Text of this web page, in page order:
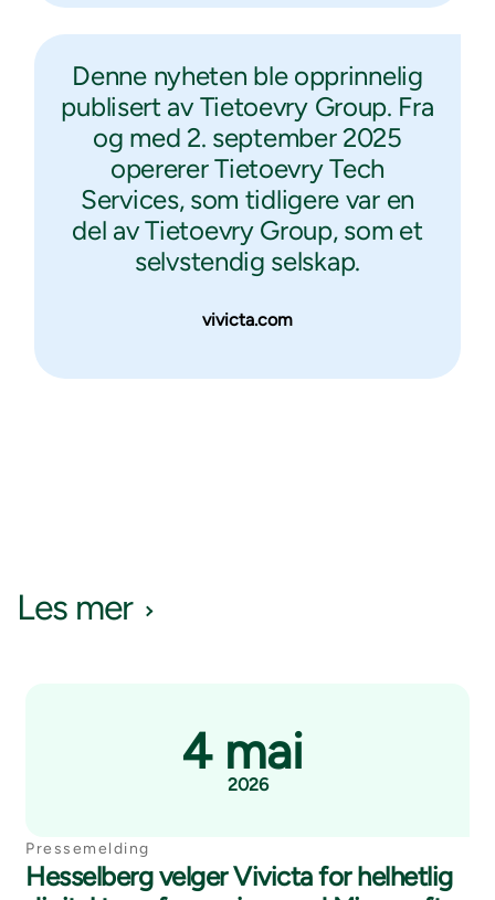
Denne nyheten ble opprinnelig
publisert av Tietoevry Group. Fra
og med 2. september 2025
opererer Tietoevry Tech
Services, som tidligere var en
del av Tietoevry Group, som et
selvstendig selskap.
vivicta.com
Les mer
4 mai
2026
Pressemelding
Hesselberg velger Vivicta for helhetlig